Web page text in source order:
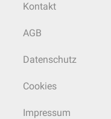
Kontakt
AGB
Datenschutz
Cookies
Impressum